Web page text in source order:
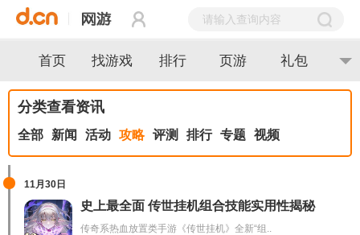
首页 找游戏 排行 页游 礼包
分类查看资讯
全部 新闻 活动 攻略 评测 排行 专题 视频
11月30日
史上最全面 传世挂机组合技能实用性揭秘
传奇系热血放置类手游《传世挂机》全新“组..